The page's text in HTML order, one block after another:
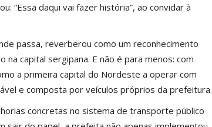
“Essa daqui vai fazer história”, ao convidar à
passa, reverberou como um reconhecimento
capital sergipana. E não é para menos: com
a primeira capital do Nordeste a operar com
e composta por veículos próprios da prefeitura.
concretas no sistema de transporte público